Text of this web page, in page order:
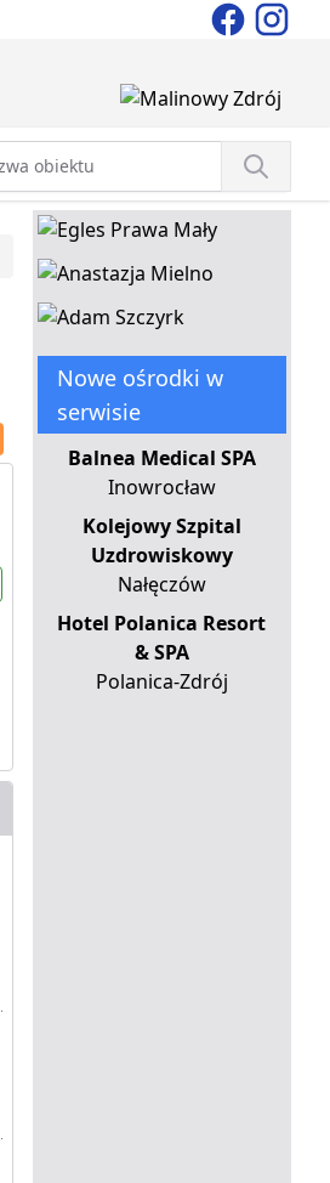
Nowe ośrodki w
serwisie
Balnea Medical SPA
Inowrocław
Kolejowy Szpital
Uzdrowiskowy
Nałęczów
Hotel Polanica Resort
& SPA
Polanica-Zdrój